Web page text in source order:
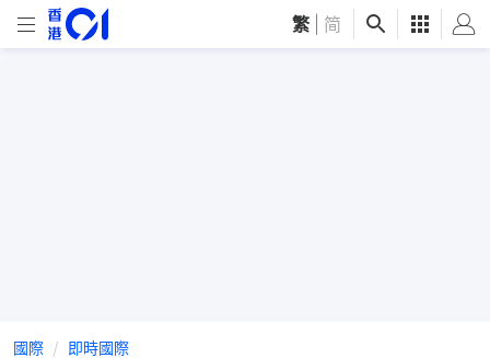
繁 简
國際 即時國際